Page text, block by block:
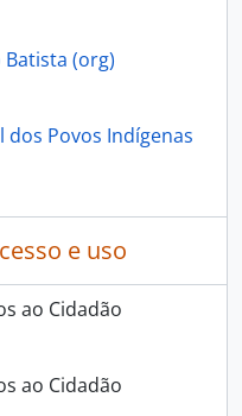
Batista (org)
dos Povos Indígenas
e uso
ao Cidadão
ao Cidadão